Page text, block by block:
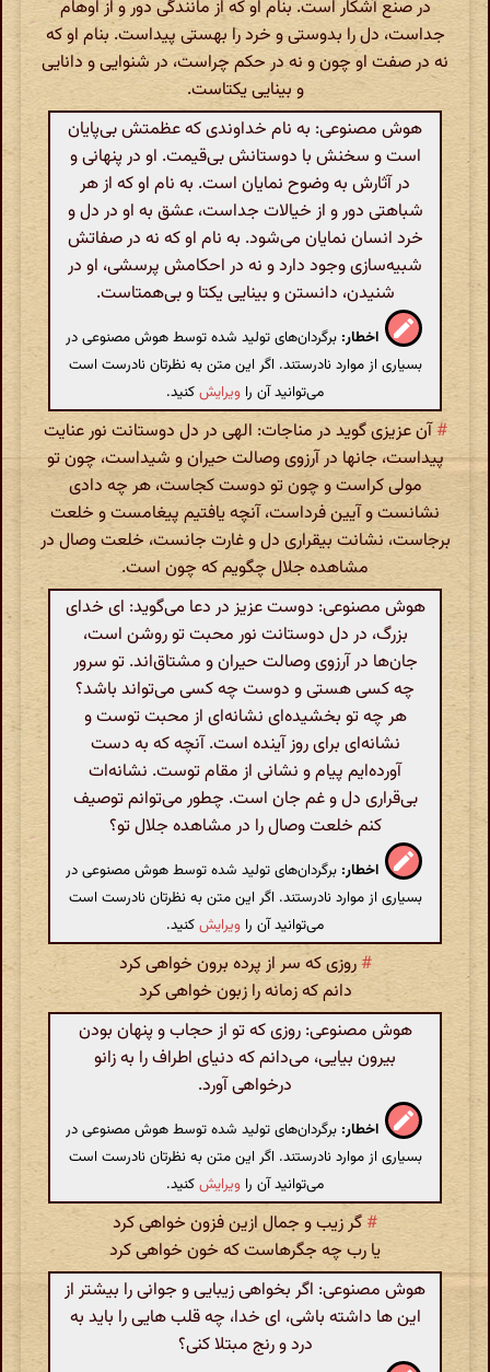
در صنع آشکار است. بنام او که از مانندگی دور و از اوهام
جداست، دل را بدوستی و خرد را بهستی پیداست. بنام او که
نه در صفت او چون و نه در حکم چراست، در شنوایی و دانایی
و بینایی یکتاست.
هوش مصنوعی: به نام خداوندی که عظمتش بی‌پایان
است و سخنش با دوستانش بی‌قیمت. او در پنهانی و
در آثارش به وضوح نمایان است. به نام او که از هر
شباهتی دور و از خیالات جداست، عشق به او در دل و
خرد انسان نمایان می‌شود. به نام او که نه در صفاتش
شبیه‌سازی وجود دارد و نه در احکامش پرسشی، او در
شنیدن، دانستن و بینایی یکتا و بی‌همتاست.
اخطار: برگردان‌های تولید شده توسط هوش مصنوعی در
بسیاری از موارد نادرستند. اگر این متن به نظرتان نادرست است
می‌توانید آن را ویرایشکنید.
#آن عزیزی گوید در مناجات: الهی در دل دوستانت نور عنایت
پیداست، جانها در آرزوی وصالت حیران و شیداست، چون تو
مولی کراست و چون تو دوست کجاست، هر چه دادی
نشانست و آیین فرداست، آنچه یافتیم پیغامست و خلعت
برجاست، نشانت بیقراری دل و غارت جانست، خلعت وصال در
مشاهده جلال چگویم که چون است.
هوش مصنوعی: دوست عزیز در دعا می‌گوید: ای خدای
بزرگ، در دل دوستانت نور محبت تو روشن است،
جان‌ها در آرزوی وصالت حیران و مشتاق‌اند. تو سرور
چه کسی هستی و دوست چه کسی می‌تواند باشد؟
هر چه تو بخشیده‌ای نشانه‌ای از محبت توست و
نشانه‌ای برای روز آینده است. آنچه که به دست
آورده‌ایم پیام و نشانی از مقام توست. نشانه‌ات
بی‌قراری دل و غم جان است. چطور می‌توانم توصیف
کنم خلعت وصال را در مشاهده جلال تو؟
اخطار: برگردان‌های تولید شده توسط هوش مصنوعی در
بسیاری از موارد نادرستند. اگر این متن به نظرتان نادرست است
می‌توانید آن را ویرایشکنید.
# روزی که سر از پرده برون خواهی کرد
دانم که زمانه را زبون خواهی کرد
هوش مصنوعی: روزی که تو از حجاب و پنهان بودن
بیرون بیایی، می‌دانم که دنیای اطراف را به زانو
درخواهی آورد.
اخطار: برگردان‌های تولید شده توسط هوش مصنوعی در
بسیاری از موارد نادرستند. اگر این متن به نظرتان نادرست است
می‌توانید آن را ویرایشکنید.
# گر زیب و جمال ازین فزون خواهی کرد
یا رب چه جگرهاست که خون خواهی کرد
هوش مصنوعی: اگر بخواهی زیبایی و جوانی را بیشتر از
این ها داشته باشی، ای خدا، چه قلب هایی را باید به
درد و رنج مبتلا کنی؟